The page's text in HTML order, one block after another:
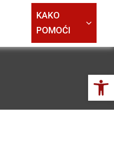
KAKO
POMOĆI